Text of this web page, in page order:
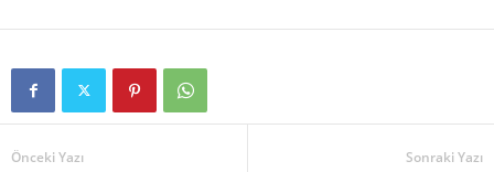
Önceki Yazı Sonraki Yazı